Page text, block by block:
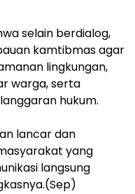
selain berdialog,
kamtibmas agar
lingkungan,
warga, serta
hukum.
lancar dan
yang
langsung